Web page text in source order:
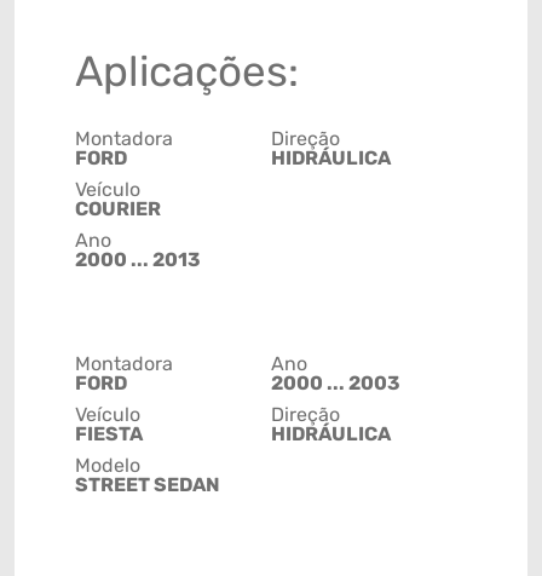
Aplicações:
Montadora
FORD
Veículo
COURIER
Ano
2000 ... 2013
Direção
HIDRÁULICA
Montadora
FORD
Veículo
FIESTA
Modelo
STREET SEDAN
Ano
2000 ... 2003
Direção
HIDRÁULICA